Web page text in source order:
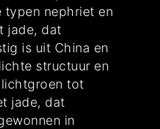
typen nephriet en
jade, dat
is uit China en
structuur en
tot
jade, dat
in